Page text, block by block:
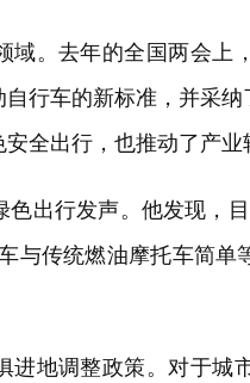
域。去年的全国两会上
行车的新标准，并采
全出行，也推动了产业
出行发声。他发现，
与传统燃油摩托车简
进地调整政策。对于城